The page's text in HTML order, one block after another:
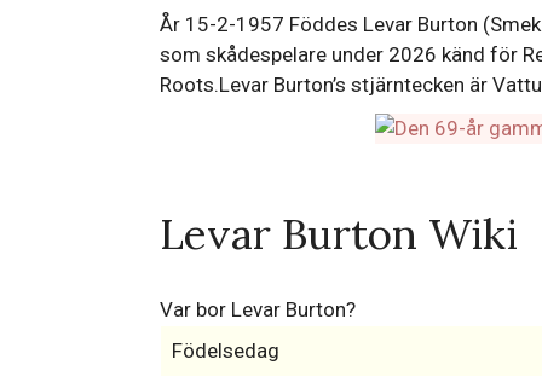
År 15-2-1957 Föddes Levar Burton
som skådespelare under 2026 känd för
Roots.Levar Burton’s stjärntecken är
Levar Burton Wiki
Var bor Levar Burton?
Födelsedag